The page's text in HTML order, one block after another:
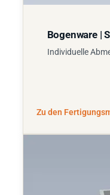
Bogenware |
Individuelle
Zu den